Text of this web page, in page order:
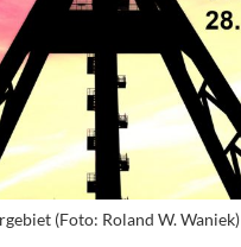
(Foto: Roland W. Waniek)